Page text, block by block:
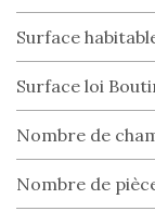
Surface
Surface loi
Nombre de
Nombre de